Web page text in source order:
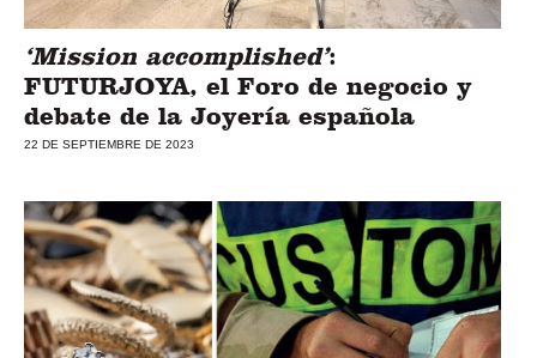
‘Mission accomplished’:
FUTURJOYA, el Foro de negocio y
debate de la Joyería española
22 DE SEPTIEMBRE DE 2023